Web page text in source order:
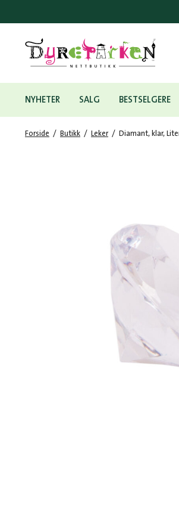
Hovedmeny
NYHETER SALG BESTSELGERE
Forside / Butikk / Leker / Diamant, klar,